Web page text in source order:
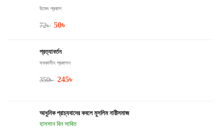
উমেদ প্রকাশ
72৳ 50৳
প্রত্যাবর্তন
সমকালীন প্রকাশন
350৳ 245৳
আধুনিক প্রাচ্যবাদের কবলে মুসলিম নারীসমাজ
হাসসান বিন সাবিত